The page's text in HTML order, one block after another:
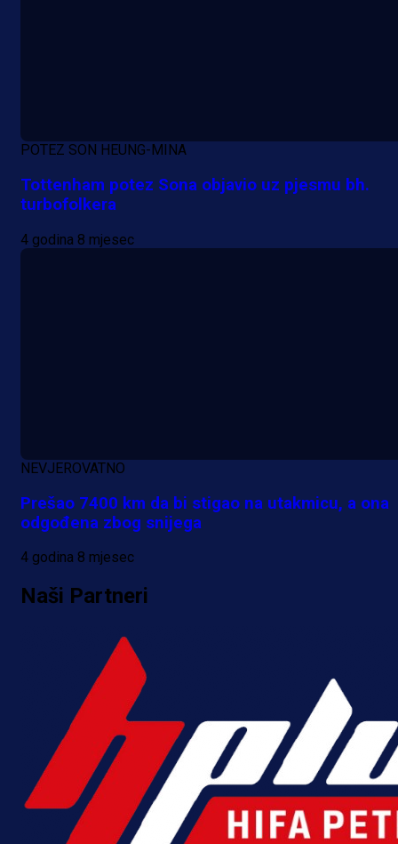
A Selekcija
Sjajna završnica bivšeg Zmaja:
Pogledajte gol Kenana Kodre
Real Madrida!
15 h 37 min
POTEZ SON HEUNG-MINA
Tottenham potez Sona objavio uz pjesmu bh.
turbofolkera
4 godina 8 mjesec
NEVJEROVATNO
Prešao 7400 km da bi stigao na utakmicu, a ona
odgođena zbog snijega
4 godina 8 mjesec
Naši Partneri